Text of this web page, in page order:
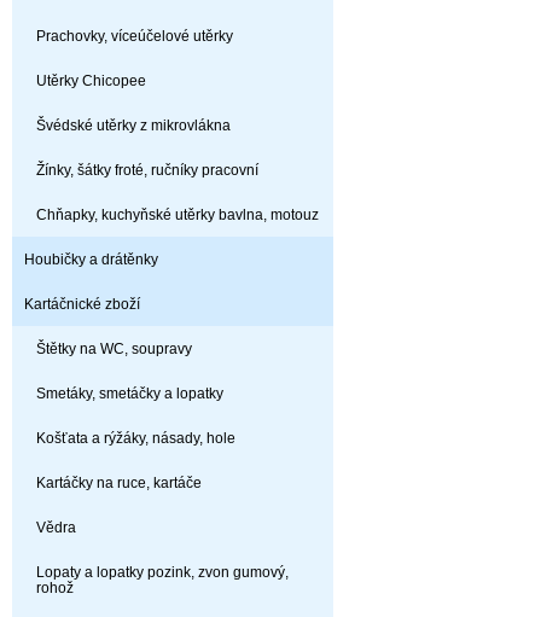
Prachovky, víceúčelové utěrky
Utěrky Chicopee
Švédské utěrky z mikrovlákna
Žínky, šátky froté, ručníky pracovní
Chňapky, kuchyňské utěrky bavlna, motouz
Houbičky a drátěnky
Kartáčnické zboží
Štětky na WC, soupravy
Smetáky, smetáčky a lopatky
Košťata a rýžáky, násady, hole
Kartáčky na ruce, kartáče
Vědra
Lopaty a lopatky pozink, zvon gumový,
rohož